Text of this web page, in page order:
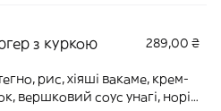
з куркою
289,00 ₴
рис, хіяші вакаме, крем-
вершковий соус унагі, норі,